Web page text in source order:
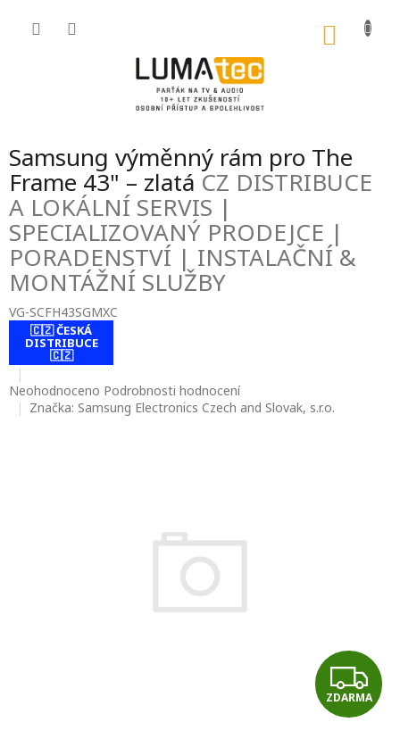
Samsung výměnný rám pro The
Frame 43" – zlatá CZ DISTRIBUCE
A LOKÁLNÍ SERVIS |
SPECIALIZOVANÝ PRODEJCE |
PORADENSTVÍ | INSTALAČNÍ &
MONTÁŽNÍ SLUŽBY
VG-SCFH43SGMXC
🇨🇿 ČESKÁ
DISTRIBUCE
🇨🇿
Průměrné
hodnocení
Neohodnoceno Podrobnosti hodnocení
Značka: Samsung Electronics Czech and Slovak, s.r.o.
Z
D
ZDARMA